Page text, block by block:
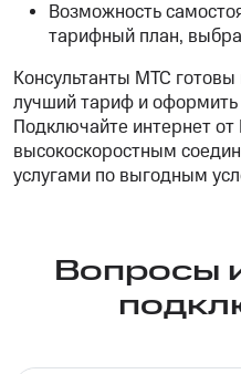
Возможность
тарифный план,
Консультанты МТС
лучший тариф и оформить
Подключайте интернет
высокоскоростным
услугами по выгодным
Вопросы